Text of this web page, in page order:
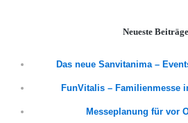
Neueste Beiträge
Das neue Sanvitanima –
FunVitalis – Familienmesse
Messeplanung für vor